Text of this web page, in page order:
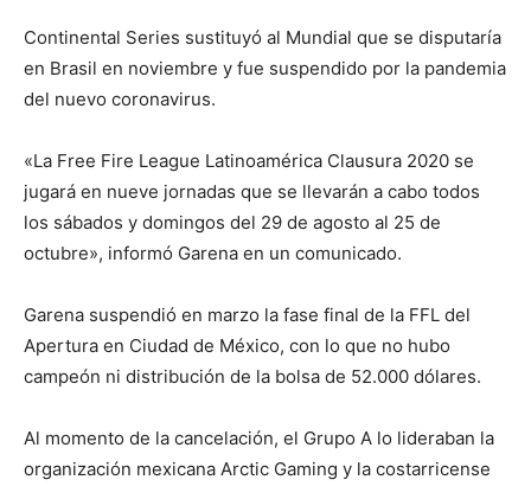
Continental Series sustituyó al Mundial que se disputaría
en Brasil en noviembre y fue suspendido por la pandemia
del nuevo coronavirus.
«La Free Fire League Latinoamérica Clausura 2020 se
jugará en nueve jornadas que se llevarán a cabo todos
los sábados y domingos del 29 de agosto al 25 de
octubre», informó Garena en un comunicado.
Garena suspendió en marzo la fase final de la FFL del
Apertura en Ciudad de México, con lo que no hubo
campeón ni distribución de la bolsa de 52.000 dólares.
Al momento de la cancelación, el Grupo A lo lideraban la
organización mexicana Arctic Gaming y la costarricense